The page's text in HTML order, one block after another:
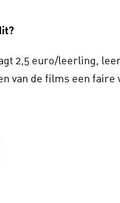
2,5 euro/leerling,
van de films een